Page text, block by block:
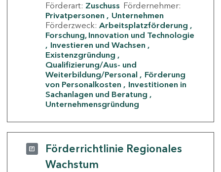
Förderart: Zuschuss Fördernehmer:
Privatpersonen
Unternehmen
Förderzweck: Arbeitsplatzförderung
Forschung, Innovation und Technologie
Investieren und Wachsen
Existenzgründung
Qualifizierung/Aus- und
Weiterbildung/Personal
Förderung
von Personalkosten
Investitionen in
Sachanlagen und Beratung
Unternehmensgründung
Förderrichtlinie Regionales
Wachstum